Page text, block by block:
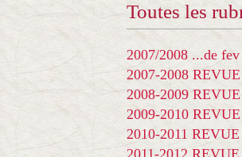
Toutes les
2007/2008 ...de
2007-2008
2008-2009
2009-2010
2010-2011
2011-2012